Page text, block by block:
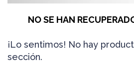
NO SE HAN
¡Lo sentimos! No hay
sección.